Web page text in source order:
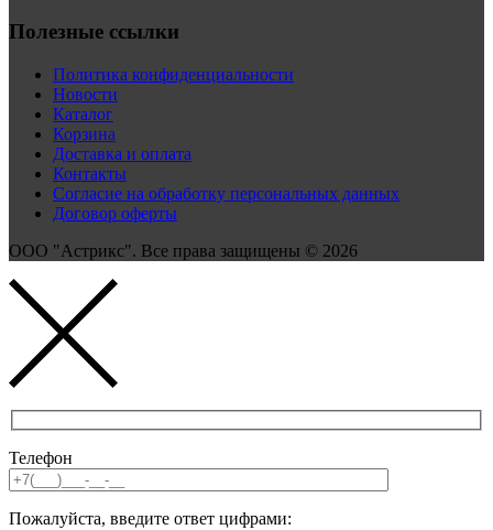
Полезные ссылки
Политика конфиденциальности
Новости
Каталог
Корзина
Доставка и оплата
Контакты
Согласие на обработку персональных данных
Договор оферты
ООО "Астрикс". Все права защищены © 2026
Телефон
Пожалуйста, введите ответ цифрами: